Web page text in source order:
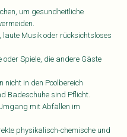
um gesundheitliche
Musik oder rücksichtsloses
Spiele, die andere Gäste
nicht in den Poolbereich
Badeschuhe sind Pflicht.
mit Abfällen im
physikalisch-chemische und